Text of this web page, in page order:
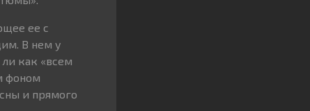
ее с
В нем у
как «всем
фоном
и прямого